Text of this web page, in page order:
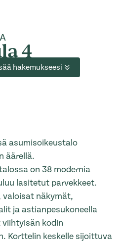
4
hakemukseesi
asumisoikeustalo
äärellä.
on 38 modernia
lasitetut parvekkeet.
näkymät,
ja astianpesukoneella
kodin
Korttelin keskelle sijoittuva